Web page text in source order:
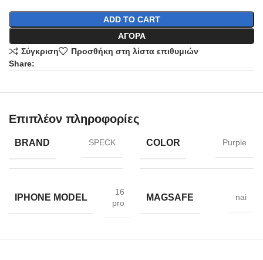
ADD TO CART
ΑΓΟΡΆ
Σύγκριση
Προσθήκη στη λίστα επιθυμιών
Share:
Επιπλέον πληροφορίες
BRAND SPECK COLOR Purple
IPHONE MODEL
16
pro
MAGSAFE nai